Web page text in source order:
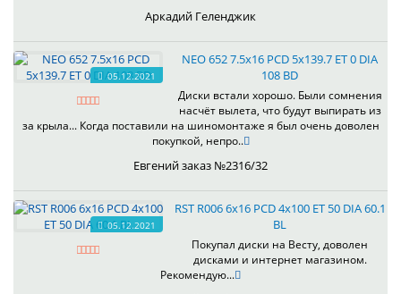
Аркадий Геленджик
05.12.2021
NEO 652 7.5x16 PCD 5x139.7 ET 0 DIA
108 BD
Диски встали хорошо. Были сомнения
насчёт вылета, что будут выпирать из
за крыла... Когда поставили на шиномонтаже я был очень доволен
покупкой, непро..
Евгений заказ №2316/32
05.12.2021
RST R006 6x16 PCD 4x100 ET 50 DIA 60.1
BL
Покупал диски на Весту, доволен
дисками и интернет магазином.
Рекомендую...